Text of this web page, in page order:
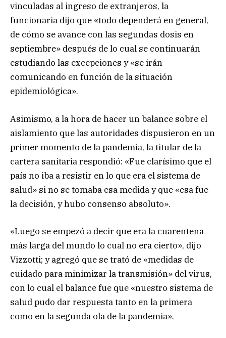
vinculadas al ingreso de extranjeros, la
funcionaria dijo que «todo dependerá en general,
de cómo se avance con las segundas dosis en
septiembre» después de lo cual se continuarán
estudiando las excepciones y «se irán
comunicando en función de la situación
epidemiológica».
Asimismo, a la hora de hacer un balance sobre el
aislamiento que las autoridades dispusieron en un
primer momento de la pandemia, la titular de la
cartera sanitaria respondió: «Fue clarísimo que el
país no iba a resistir en lo que era el sistema de
salud» si no se tomaba esa medida y que «esa fue
la decisión, y hubo consenso absoluto».
«Luego se empezó a decir que era la cuarentena
más larga del mundo lo cual no era cierto», dijo
Vizzotti; y agregó que se trató de «medidas de
cuidado para minimizar la transmisión» del virus,
con lo cual el balance fue que «nuestro sistema de
salud pudo dar respuesta tanto en la primera
como en la segunda ola de la pandemia».